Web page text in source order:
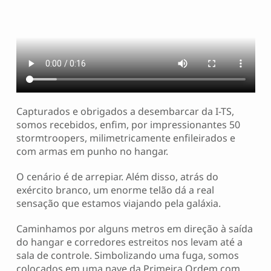
Capturados e obrigados a desembarcar da I-TS,
somos recebidos, enfim, por impressionantes 50
stormtroopers, milimetricamente enfileirados e
com armas em punho no hangar.
O cenário é de arrepiar. Além disso, atrás do
exército branco, um enorme telão dá a real
sensação que estamos viajando pela galáxia.
Caminhamos por alguns metros em direção à saída
do hangar e corredores estreitos nos levam até a
sala de controle. Simbolizando uma fuga, somos